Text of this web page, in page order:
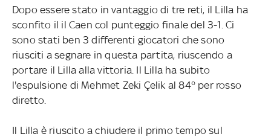
Dopo essere stato in vantaggio di tre reti, il Lilla ha
sconfito il il Caen col punteggio finale del 3-1. Ci
sono stati ben 3 differenti giocatori che sono
riusciti a segnare in questa partita, riuscendo a
portare il Lilla alla vittoria. Il Lilla ha subito
l'espulsione di Mehmet Zeki Çelik al 84° per rosso
diretto.
Il Lilla è riuscito a chiudere il primo tempo sul